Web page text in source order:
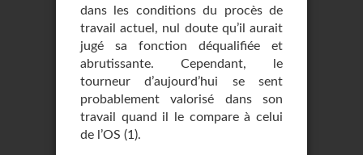
dans les conditions du procès de
travail actuel, nul doute qu’il aurait
jugé sa fonction déqualifiée et
abrutissante. Cependant, le
tourneur d’aujourd’hui se sent
probablement valorisé dans son
travail quand il le compare à celui
de l’OS (1).